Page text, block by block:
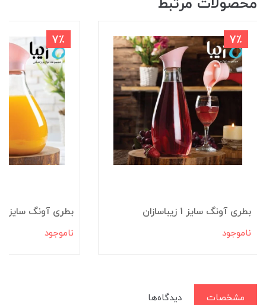
محصولات مرتبط
7٪
بطری آونگ سایز 1 زیباسازان
ناموجود
7٪
بطری آونگ سایز 2 زیباسازان
ناموجود
مشخصات دیدگاه‌ها